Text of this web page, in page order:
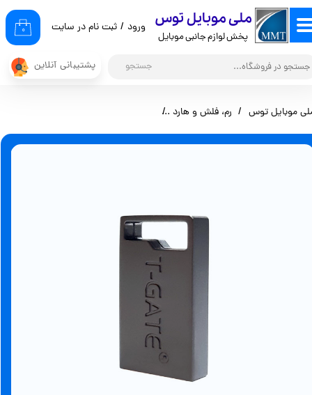
​ملی موبایل توس
پخش لوازم جانبی موبایل
پشتیبانی آنلاین
جستجو
۰ ورود / ثبت نام در سایت
حساب کاربری من
تغییر گذر واژه
موبایل توس رم، فلش و هارد